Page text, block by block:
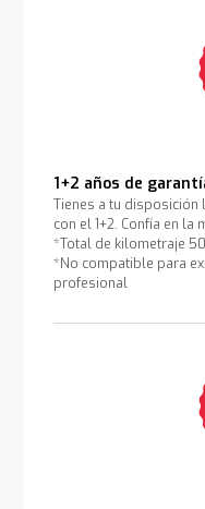
1+2 años de
Tienes a tu
con el 1+2. Confía en la
*Total de kilometraje
*No compatible para
profesional